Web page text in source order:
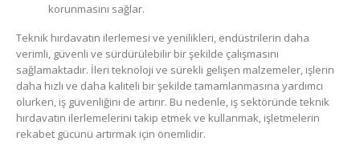
korunmasını sağlar.
Teknik hırdavatın ilerlemesi ve yenilikleri, endüstrilerin daha
verimli, güvenli ve sürdürülebilir bir şekilde çalışmasını
sağlamaktadır. İleri teknoloji ve sürekli gelişen malzemeler, işlerin
daha hızlı ve daha kaliteli bir şekilde tamamlanmasına yardımcı
olurken, iş güvenliğini de artırır. Bu nedenle, iş sektöründe teknik
hırdavatın ilerlemelerini takip etmek ve kullanmak, işletmelerin
rekabet gücünü artırmak için önemlidir.